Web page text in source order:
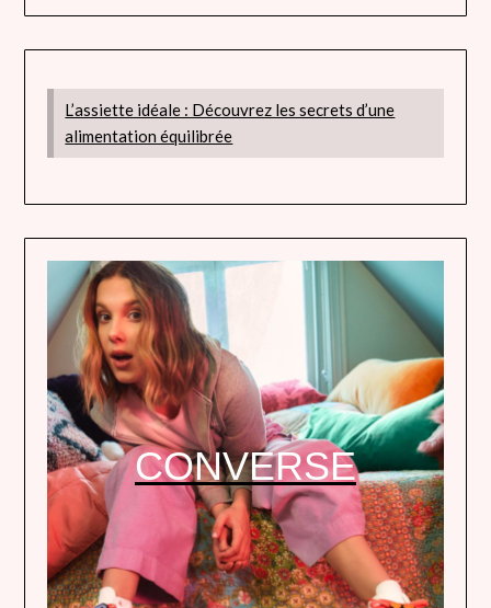
L’assiette idéale : Découvrez les secrets d’une
alimentation équilibrée
CONVERSE